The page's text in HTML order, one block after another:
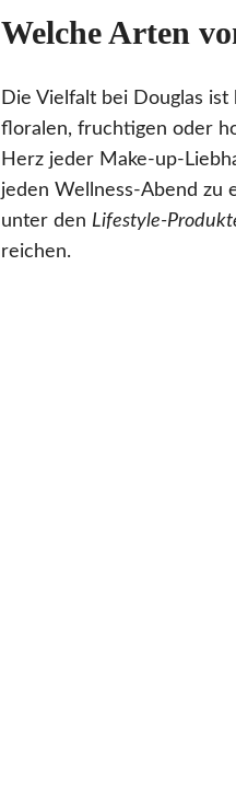
Welche Arten
Die Vielfalt bei Douglas
floralen, fruchtigen oder
Herz jeder Make-up-
jeden Wellness-Abend zu
unter den Lifestyle-
reichen.